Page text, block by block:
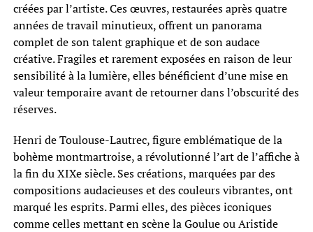
créées par l’artiste. Ces œuvres, restaurées après quatre
années de travail minutieux, offrent un panorama
complet de son talent graphique et de son audace
créative. Fragiles et rarement exposées en raison de leur
sensibilité à la lumière, elles bénéficient d’une mise en
valeur temporaire avant de retourner dans l’obscurité des
réserves.
Henri de Toulouse-Lautrec, figure emblématique de la
bohème montmartroise, a révolutionné l’art de l’affiche à
la fin du XIXe siècle. Ses créations, marquées par des
compositions audacieuses et des couleurs vibrantes, ont
marqué les esprits. Parmi elles, des pièces iconiques
comme celles mettant en scène la Goulue ou Aristide